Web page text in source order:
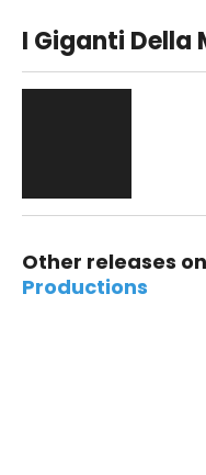
I Giganti Della
Other releases on
Productions